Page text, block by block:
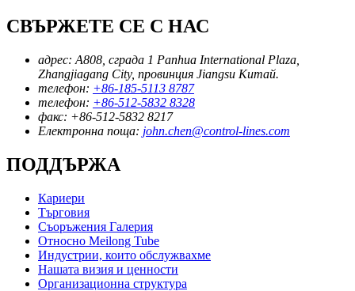
СВЪРЖЕТЕ СЕ С НАС
адрес: A808, сграда 1 Panhua International Plaza,
Zhangjiagang City, провинция Jiangsu Китай.
телефон: +86-185-5113 8787
телефон: +86-512-5832 8328
факс: +86-512-5832 8217
Електронна поща: john.chen@control-lines.com
ПОДДЪРЖА
Кариери
Търговия
Съоръжения Галерия
Относно Meilong Tube
Индустрии, които обслужвахме
Нашата визия и ценности
Организационна структура